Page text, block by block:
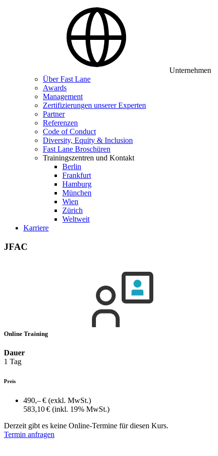
Unternehmen
Über Fast Lane
Awards
Management
Zertifizierungen unserer Experten
Partner
Referenzen
Code of Conduct
Diversity, Equity & Inclusion
Fast Lane Broschüren
Trainingszentren und Kontakt
Berlin
Frankfurt
Hamburg
München
Wien
Zürich
Weltweit
Karriere
JFAC
Online Training
Dauer
1 Tag
Preis
490,– € (exkl. MwSt.)
583,10 € (inkl. 19% MwSt.)
Derzeit gibt es keine Online-Termine für diesen Kurs.
Termin anfragen